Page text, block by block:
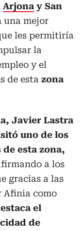
Arjona y San
una mejor
les permitiría
la
y el
de esta zona
Javier Lastra
uno de los
esta zona,
a los
gracias a las
Afinia como
el
de